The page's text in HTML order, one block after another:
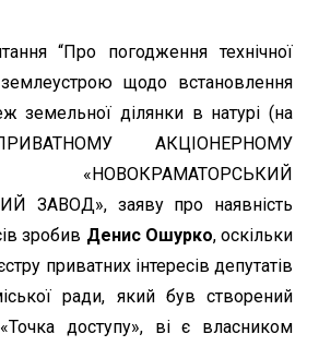
“Про погодження технічної
землеустрою щодо встановлення
земельної ділянки в натурі (на
АКЦІОНЕРНОМУ
«НОВОКРАМАТОРСЬКИЙ
ЗАВОД», заяву про наявність
зробив Денис Ошурко, оскільки
приватних інтересів депутатів
ради, який був створений
доступу», ві є власником